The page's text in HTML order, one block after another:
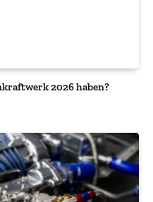
2026 haben?